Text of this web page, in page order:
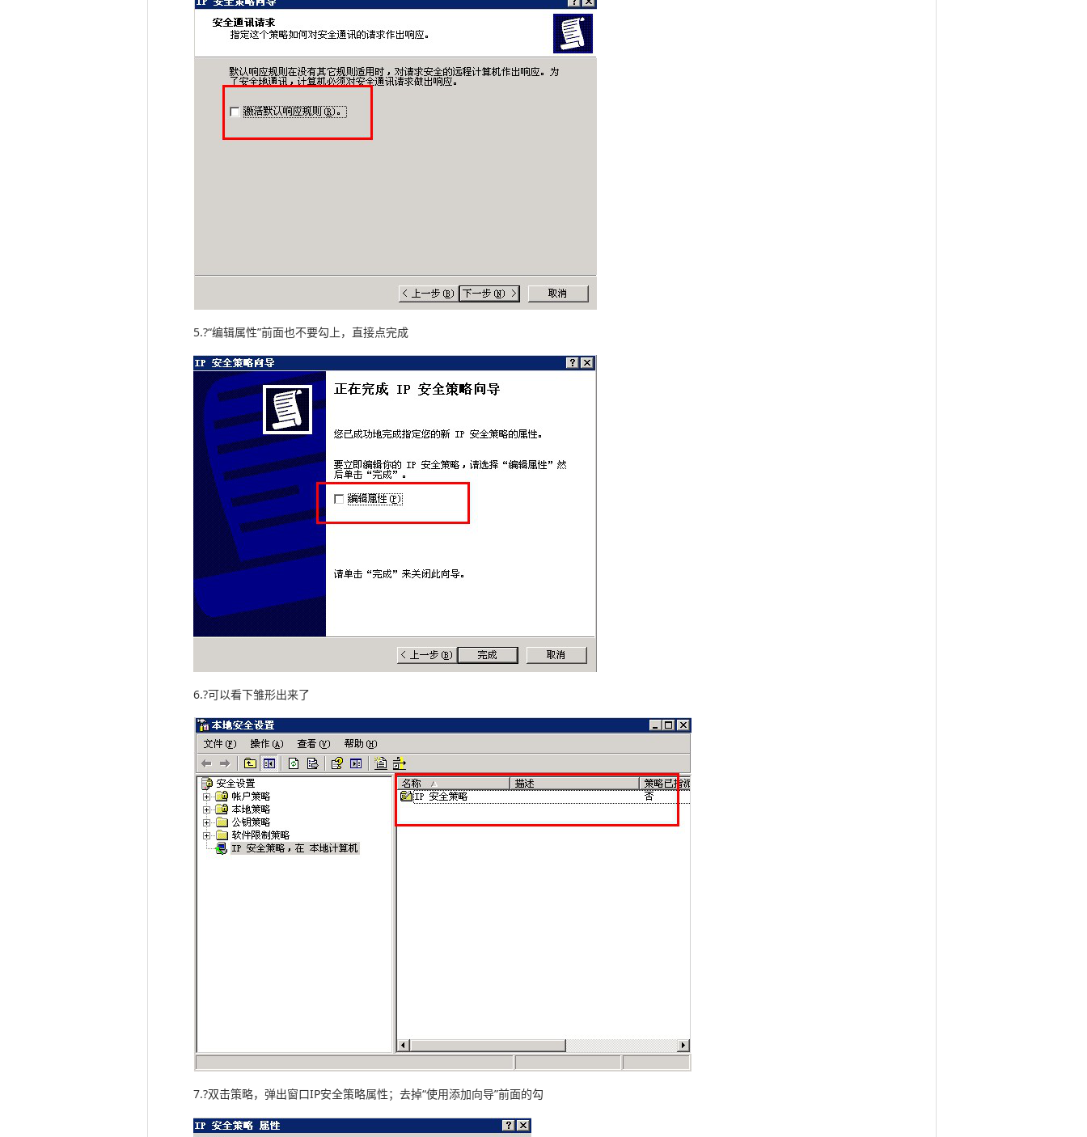
5.?“编辑属性”前面也不要勾上，直接点完成
6.?可以看下雏形出来了
7.?双击策略，弹出窗口IP安全策略属性；去掉“使用添加向导”前面的勾